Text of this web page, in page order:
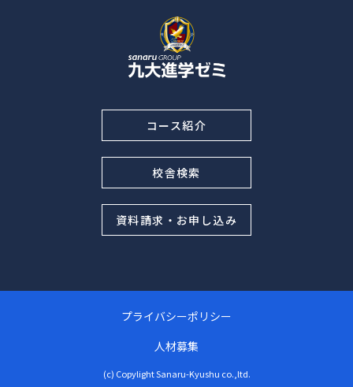
コース紹介
校舎検索
資料請求・お申し込み
プライバシーポリシー
人材募集
(c) Copylight Sanaru-Kyushu co.,ltd.